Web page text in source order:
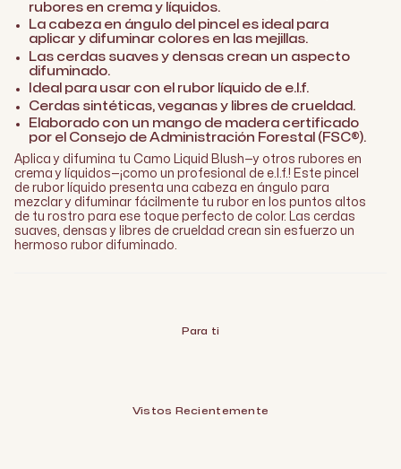
rubores en crema y líquidos.
La cabeza en ángulo del pincel es ideal para
aplicar y difuminar colores en las mejillas.
Las cerdas suaves y densas crean un aspecto
difuminado.
Ideal para usar con el rubor líquido de e.l.f.
Cerdas sintéticas, veganas y libres de crueldad.
Elaborado con un mango de madera certificado
por el Consejo de Administración Forestal (FSC®).
Aplica y difumina tu Camo Liquid Blush—y otros rubores en
crema y líquidos—¡como un profesional de e.l.f.! Este pincel
de rubor líquido presenta una cabeza en ángulo para
mezclar y difuminar fácilmente tu rubor en los puntos altos
de tu rostro para ese toque perfecto de color. Las cerdas
suaves, densas y libres de crueldad crean sin esfuerzo un
hermoso rubor difuminado.
Para ti
Vistos Recientemente